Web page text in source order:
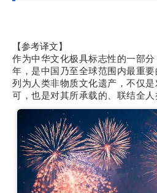
【参考译文】
作为中华文化极具标志性的一部
年，是中国乃至全球范围内最重
列为人类非物质文化遗产，不仅
可，也是对其所承载的、联结全人